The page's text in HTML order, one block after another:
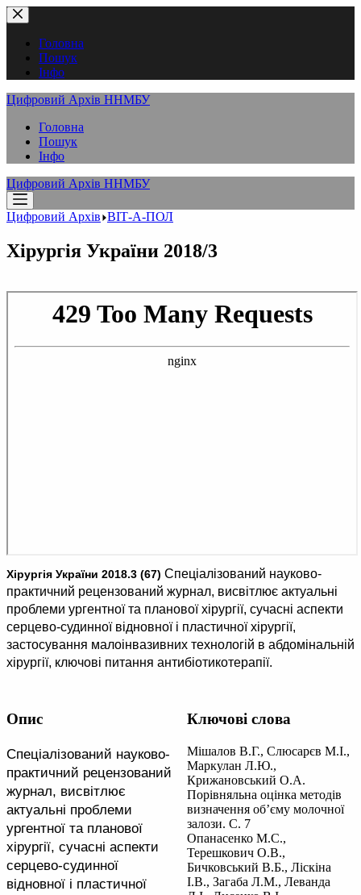
Перейти
до
вмістуГоловна
Пошук
Інфо
Цифровий Архів ННМБУ
Головна
Пошук
Інфо
Цифровий Архів ННМБУ
Цифровий Архів ВІТ-А-ПОЛ
Хірургія України 2018/3
Хірургія України 2018.3 (67) Cпеціалізований науково-
практичний рецензований журнал, висвітлює актуальні
проблеми ургентної та планової хірургії, сучасні аспекти
серцево-судинної відновної і пластичної хірургії,
застосування малоінвазивних технологій в абдомінальній
хірургії, ключові питання антибіотикотерапії.
Опис
Cпеціалізований науково-
практичний рецензований
журнал, висвітлює
актуальні проблеми
ургентної та планової
хірургії, сучасні аспекти
серцево-судинної
відновної і пластичної
Ключові слова
Мішалов В.Г., Слюсарєв М.І.,
Маркулан Л.Ю.,
Крижановський О.А.
Порівняльна оцінка методів
визначення об’єму молочної
залози. С. 7
Опанасенко М.С.,
Терешкович О.В.,
Бичковський В.Б., Ліскіна
І.В., Загаба Л.М., Леванда